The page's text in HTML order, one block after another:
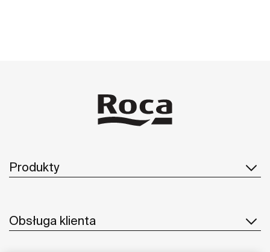
Produkty
Obsługa klienta